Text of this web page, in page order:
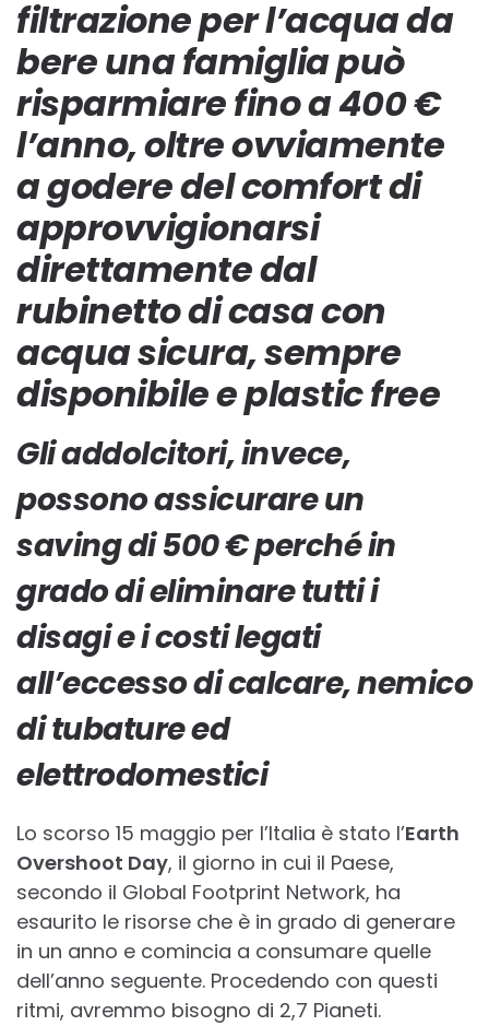
filtrazione per l’acqua da
bere una famiglia può
risparmiare fino a 400 €
l’anno, oltre ovviamente
a godere del comfort di
approvvigionarsi
direttamente dal
rubinetto di casa con
acqua sicura, sempre
disponibile e plastic free
Gli addolcitori, invece,
possono assicurare un
saving di 500 € perché in
grado di eliminare tutti i
disagi e i costi legati
all’eccesso di calcare, nemico
di tubature ed
elettrodomestici
Lo scorso 15 maggio per l’Italia è stato l’Earth
Overshoot Day, il giorno in cui il Paese,
secondo il Global Footprint Network, ha
esaurito le risorse che è in grado di generare
in un anno e comincia a consumare quelle
dell’anno seguente. Procedendo con questi
ritmi, avremmo bisogno di 2,7 Pianeti.